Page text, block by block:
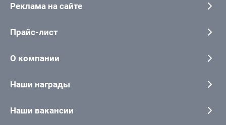
Реклама на сайте
Прайс-лист
О компании
Наши награды
Наши вакансии